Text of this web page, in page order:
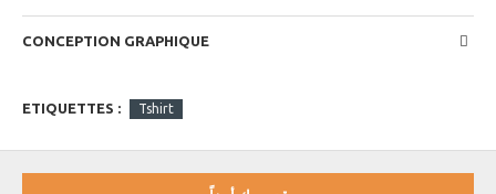
CONCEPTION GRAPHIQUE
ETIQUETTES : Tshirt